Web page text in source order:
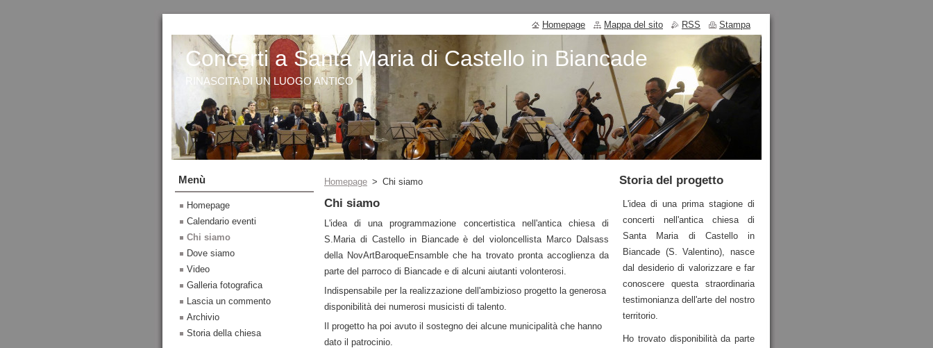
Concerti a Santa Maria di Castello in Biancade
RINASCITA DI UN LUOGO ANTICO
Homepage > Chi siamo
Chi siamo
L'idea di una programmazione concertistica nell'antica chiesa di
S.Maria di Castello in Biancade è del violoncellista Marco Dalsass
della NovArtBaroqueEnsamble che ha trovato pronta accoglienza da
parte del parroco di Biancade e di alcuni aiutanti volonterosi.
Indispensabile per la realizzazione dell'ambizioso progetto la generosa
disponibilità dei numerosi musicisti di talento.
Il progetto ha poi avuto il sostegno dei alcune municipalità che hanno
dato il patrocinio.
Storia del progetto
L'idea di una prima stagione di
concerti nell'antica chiesa di
Santa Maria di Castello in
Biancade (S. Valentino), nasce
dal desiderio di valorizzare e far
conoscere questa straordinaria
testimonianza dell'arte del nostro
territorio.
Ho trovato disponibilità da parte
Menù
Homepage
Calendario eventi
Chi siamo
Dove siamo
Video
Galleria fotografica
Lascia un commento
Archivio
Storia della chiesa
Homepage Mappa del sito RSS Stampa